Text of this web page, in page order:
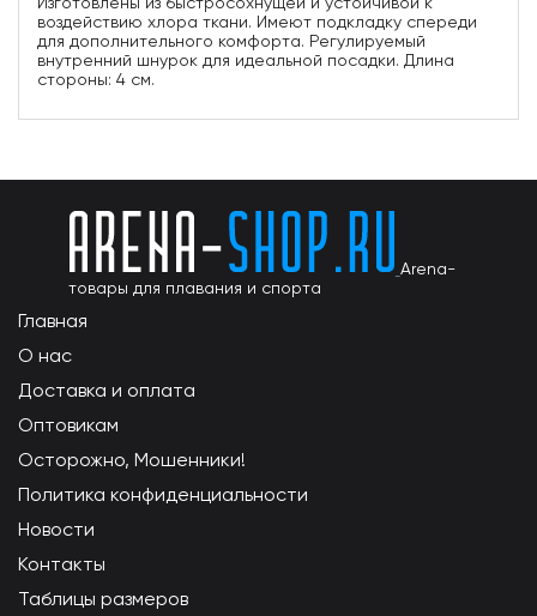
воздействию хлора ткани. Имеют подкладку спереди
для дополнительного комфорта. Регулируемый
внутренний шнурок для идеальной посадки. Длина
стороны: 4 см.
Arena-
товары для плавания и спорта
Главная
О нас
Доставка и оплата
Оптовикам
Осторожно, Мошенники!
Политика конфиденциальности
Новости
Контакты
Таблицы размеров